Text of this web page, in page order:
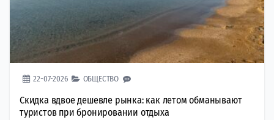
22-07-2026 ОБЩЕСТВО
Скидка вдвое дешевле рынка: как летом обманывают
туристов при бронировании отдыха